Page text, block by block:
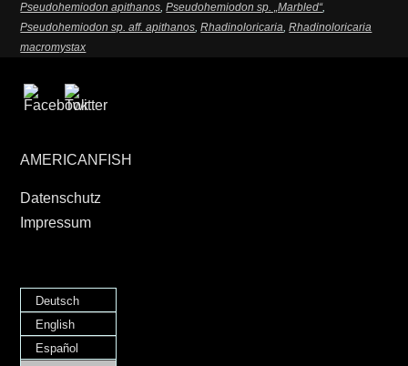
Pseudohemiodon apithanos,Pseudohemiodon sp. „Marbled“,
Pseudohemiodon sp. aff. apithanos,Rhadinoloricaria,Rhadinoloricaria
macromystax
AMERICANFISH
Datenschutz
Impressum
Deutsch
English
Español